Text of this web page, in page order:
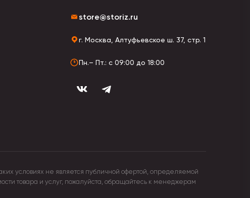
store@storiz.ru
г. Москва, Алтуфьевское ш. 37, стр. 1
Пн.– Пт.: с 09:00 до 18:00
условиях не является публичной офертой, определяемой
товара и услуг, пожалуйста, обращайтесь к менеджерам